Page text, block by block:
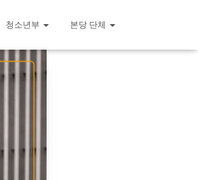
청소년부 본당 단체